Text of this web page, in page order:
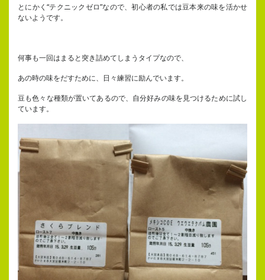
とにかく“テクニックゼロ”なので、初心者の私では豆本来の味を活かせ
ないようです。
何事も一回はまると突き詰めてしまうタイプなので、
あの時の味をだすために、日々練習に励んでいます。
豆も色々な種類が置いてあるので、自分好みの味を見つけるために試し
ています。